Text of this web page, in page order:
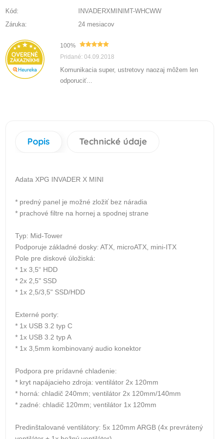
Kód:
INVADERXMINIMT-WHCWW
Záruka:
24 mesiacov
100%
Pridané: 04.09.2018
Komunikacia super, ustretovy naozaj môžem len
odporuciť...
Popis Technické údaje
Adata XPG INVADER X MINI
* predný panel je možné zložiť bez náradia
* prachové filtre na hornej a spodnej strane
Typ: Mid-Tower
Podporuje základné dosky: ATX, microATX, mini-ITX
Pole pre diskové úložiská:
* 1x 3,5“ HDD
* 2x 2,5" SSD
* 1x 2,5/3,5" SSD/HDD
Externé porty:
* 1x USB 3.2 typ C
* 1x USB 3.2 typ A
* 1x 3,5mm kombinovaný audio konektor
Podpora pre prídavné chladenie:
* kryt napájacieho zdroja: ventilátor 2x 120mm
* horná: chladič 240mm; ventilátor 2x 120mm/140mm
* zadné: chladič 120mm; ventilátor 1x 120mm
Predinštalované ventilátory: 5x 120mm ARGB (4x prevrátený